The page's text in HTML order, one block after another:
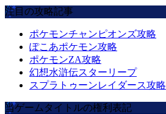
注目の攻略記事
ポケモンチャンピオンズ攻略
ぽこあポケモン攻略
ポケモンZA攻略
幻想水滸伝スターリープ
スプラトゥーンレイダース攻略
当ゲームタイトルの権利表記